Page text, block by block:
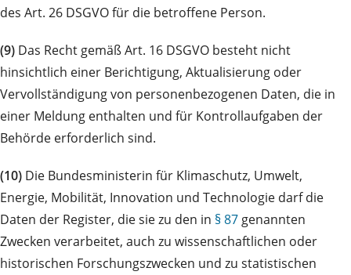
des Art. 26 DSGVO für die betroffene Person.
(9) Das Recht gemäß Art. 16 DSGVO besteht nicht
hinsichtlich einer Berichtigung, Aktualisierung oder
Vervollständigung von personenbezogenen Daten, die in
einer Meldung enthalten und für Kontrollaufgaben der
Behörde erforderlich sind.
(10) Die Bundesministerin für Klimaschutz, Umwelt,
Energie, Mobilität, Innovation und Technologie darf die
Daten der Register, die sie zu den in § 87 genannten
Zwecken verarbeitet, auch zu wissenschaftlichen oder
historischen Forschungszwecken und zu statistischen